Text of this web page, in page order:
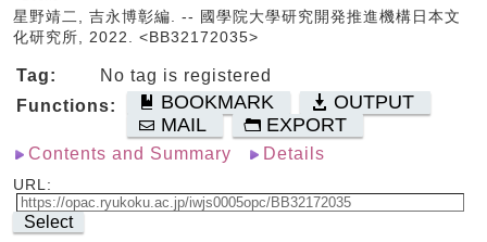
星野靖二, 吉永博彰編. -- 國學院大學研究開発推進機構日本文
化研究所, 2022. <BB32172035>
Tag:
No tag is registered
Functions:
BOOKMARK
OUTPUT
MAIL
EXPORT
Contents and Summary Details
URL:
Select